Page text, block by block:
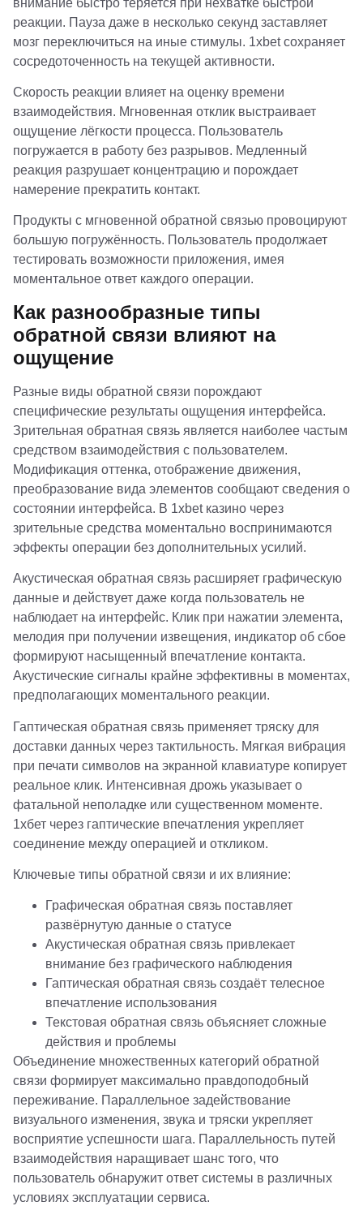
реакции. Пауза даже в несколько секунд заставляет
мозг переключиться на иные стимулы. 1xbet сохраняет
сосредоточенность на текущей активности.
Скорость реакции влияет на оценку времени
взаимодействия. Мгновенная отклик выстраивает
ощущение лёгкости процесса. Пользователь
погружается в работу без разрывов. Медленный
реакция разрушает концентрацию и порождает
намерение прекратить контакт.
Продукты с мгновенной обратной связью провоцируют
большую погружённость. Пользователь продолжает
тестировать возможности приложения, имея
моментальное ответ каждого операции.
Как разнообразные типы
обратной связи влияют на
ощущение
Разные виды обратной связи порождают
специфические результаты ощущения интерфейса.
Зрительная обратная связь является наиболее частым
средством взаимодействия с пользователем.
Модификация оттенка, отображение движения,
преобразование вида элементов сообщают сведения о
состоянии интерфейса. В 1xbet казино через
зрительные средства моментально воспринимаются
эффекты операции без дополнительных усилий.
Акустическая обратная связь расширяет графическую
данные и действует даже когда пользователь не
наблюдает на интерфейс. Клик при нажатии элемента,
мелодия при получении извещения, индикатор об сбое
формируют насыщенный впечатление контакта.
Акустические сигналы крайне эффективны в моментах,
предполагающих моментального реакции.
Гаптическая обратная связь применяет тряску для
доставки данных через тактильность. Мягкая вибрация
при печати символов на экранной клавиатуре копирует
реальное клик. Интенсивная дрожь указывает о
фатальной неполадке или существенном моменте.
1хбет через гаптические впечатления укрепляет
соединение между операцией и откликом.
Ключевые типы обратной связи и их влияние:
Графическая обратная связь поставляет
развёрнутую данные о статусе
Акустическая обратная связь привлекает
внимание без графического наблюдения
Гаптическая обратная связь создаёт телесное
впечатление использования
Текстовая обратная связь объясняет сложные
действия и проблемы
Объединение множественных категорий обратной
связи формирует максимально правдоподобный
переживание. Параллельное задействование
визуального изменения, звука и тряски укрепляет
восприятие успешности шага. Параллельность путей
взаимодействия наращивает шанс того, что
пользователь обнаружит ответ системы в различных
условиях эксплуатации сервиса.